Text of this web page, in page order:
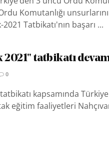
Komutanlığı
Tatbikatı'nın başarı ...
2021" tatbikatı
0
kapsamında
eğitim faaliyetleri